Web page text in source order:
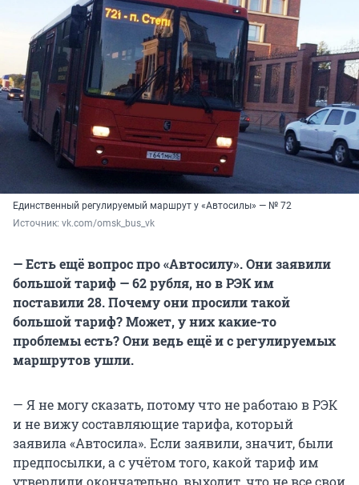
Единственный регулируемый маршрут у «Автосилы» — № 72
Источник: vk.com/omsk_bus_vk
— Есть ещё вопрос про «Автосилу». Они заявили
большой тариф — 62 рубля, но в РЭК им
поставили 28. Почему они просили такой
большой тариф? Может, у них какие-то
проблемы есть? Они ведь ещё и с регулируемых
маршрутов ушли.
— Я не могу сказать, потому что не работаю в РЭК
и не вижу составляющие тарифа, который
заявила «Автосила». Если заявили, значит, были
предпосылки, а с учётом того, какой тариф им
утвердили окончательно, выходит, что не все свои